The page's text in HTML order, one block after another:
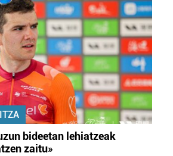
bideetan lehiatzeak
zaitu»